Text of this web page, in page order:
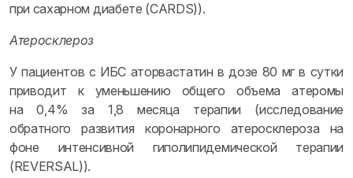
при сахарном диабете (CARDS)).
Атеросклероз
У пациентов с ИБС аторвастатин в дозе 80 мг в сутки
приводит к уменьшению общего объема атеромы
на 0,4% за 1,8 месяца терапии (исследование
обратного развития коронарного атеросклероза на
фоне интенсивной гиполипидемической терапии
(REVERSAL)).